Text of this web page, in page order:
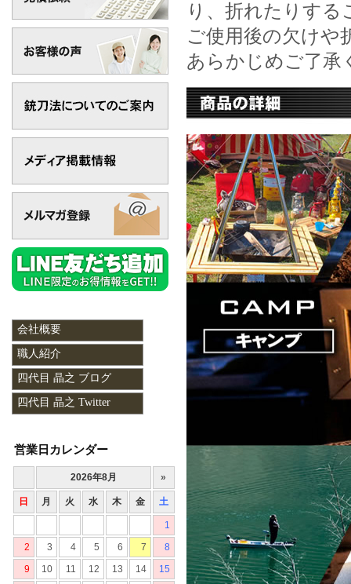
り、折れたりす
ご使用後の欠けや
あらかじめご了承
会社概要
職人紹介
四代目 晶之 ブログ
四代目 晶之 Twitter
営業日カレンダー